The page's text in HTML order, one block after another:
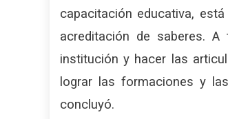
capacitación educativa,
acreditación de saberes.
institución y hacer las
lograr las formaciones y
concluyó.